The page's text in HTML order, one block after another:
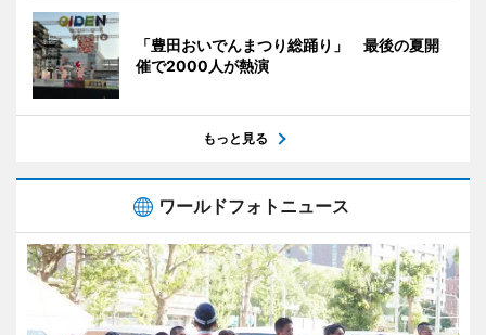
「豊田おいでんまつり総踊り」 最後の夏開
催で2000人が熱演
もっと見る
ワールドフォトニュース